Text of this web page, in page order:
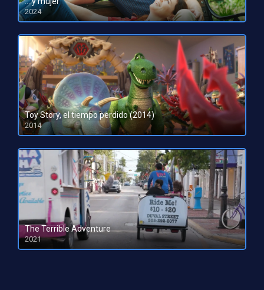
2024
HD 1080pHD 720p
Toy Story, el tiempo perdido (2014)
2014
DVDRip
The Terrible Adventure
2021
HD 1080pHD 720p